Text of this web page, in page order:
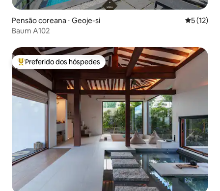
Pensão coreana ⋅ Geoje-si 5 de uma
5 (12)
Baum A102
Entre os melhores preferidos dos hóspedes
Preferido dos hóspedes